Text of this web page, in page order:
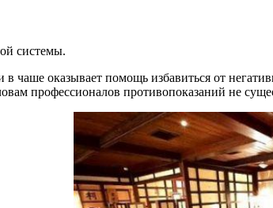
системы.
чаше оказывает помощь избавиться от
профессионалов противопоказаний не